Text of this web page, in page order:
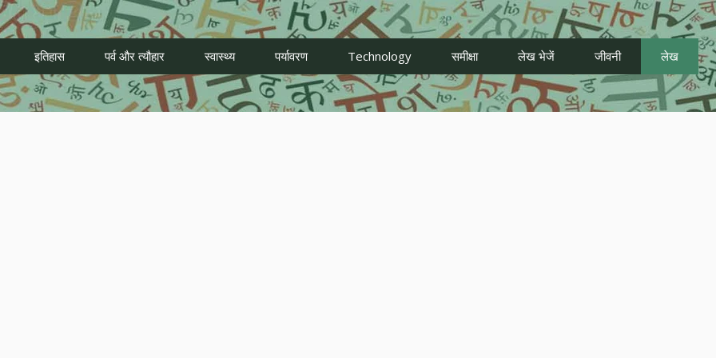
इतिहास पर्व और त्यौहार स्वास्थ्य पर्यावरण Technology समीक्षा लेख भेजें जीवनी लेख